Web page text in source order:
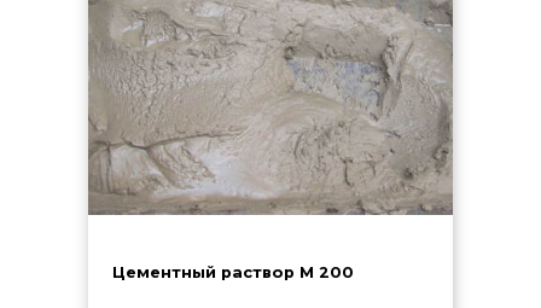
Цементный раствор М 200